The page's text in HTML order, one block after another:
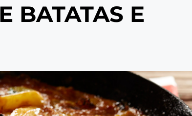
BATATAS E